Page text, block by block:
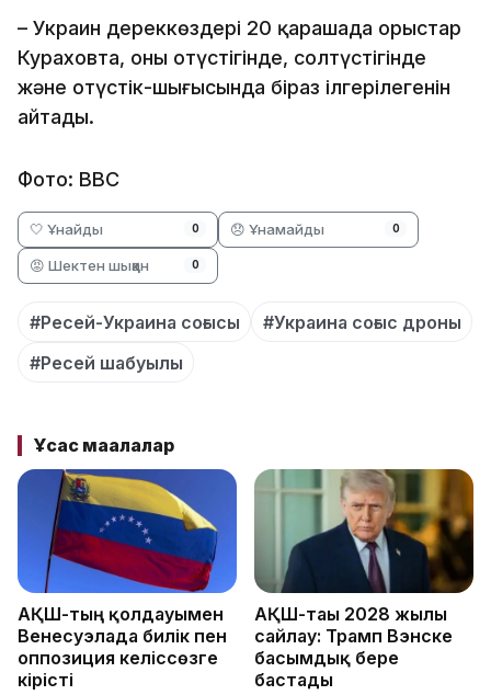
– Украин дереккөздері 20 қарашада орыстар
Кураховта, оның оңтүстігінде, солтүстігінде
және оңтүстік-шығысында біраз ілгерілегенін
айтады.
Фото: ВВС
🤍 Ұнайды 0 😞 Ұнамайды 0
😡 Шектен шыққан 0
#Ресей-Украина соғысы
#Украина соғыс дроны
#Ресей шабуылы
Ұқсас мақалалар
АҚШ-тың қолдауымен
Венесуэлада билік пен
оппозиция келіссөзге
кірісті
АҚШ-тағы 2028 жылғы
сайлау: Трамп Вэнске
басымдық бере
бастады